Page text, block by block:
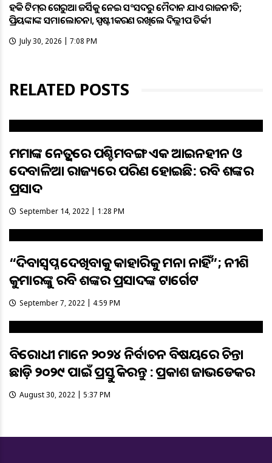
ହକି ଟିମ୍‌ର ଗେରୁଆ ଜର୍ସିକୁ ନେଇ ସଂସଦରୁ ମୈଦାନ ଯାଏଁ ରାଜନୀତି;
ପ୍ରିୟଙ୍କାଙ୍କ ସମାଲୋଚନା, ସ୍ପଷ୍ଟୀକରଣ ରଖିଲେ ଦିଲ୍ଲୀପ ତିର୍କୀ
July 30, 2026 | 7:08 PM
RELATED POSTS
ମମତାଙ୍କ ନେତୃତ୍ୱରେ ପଶ୍ଚିମବଙ୍ଗ ଏକ ଆଇନହୀନ ଓ
ଦେବାଳିଆ ରାଜ୍ୟରେ ପରିଣତ ହୋଇଛି: ରବି ଶଙ୍କର
ପ୍ରସାଦ
September 14, 2022 | 1:28 PM
“ଦିବାସ୍ବପ୍ନ ଦେଖିବାକୁ କାହାରିକୁ ମନା ନାହିଁ”; ନୀତିଶ
କୁମାରଙ୍କୁ ରବି ଶଙ୍କର ପ୍ରସାଦଙ୍କ ଟାର୍ଗେଟ
September 7, 2022 | 4:59 PM
ବିରୋଧୀ ମାନେ ୨୦୨୪ ନିର୍ବାଚନ ବିଷୟରେ ଚିନ୍ତା
ଛାଡ଼ି ୨୦୨୯ ପାଇଁ ପ୍ରସ୍ତୁତି କରନ୍ତୁ : ପ୍ରକାଶ ଜାଭଡେକର
August 30, 2022 | 5:37 PM